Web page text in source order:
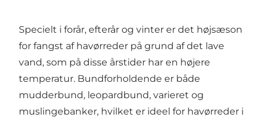
Specielt i forår, efterår og vinter er det højsæson
for fangst af havørreder på grund af det lave
vand, som på disse årstider har en højere
temperatur. Bundforholdende er både
mudderbund, leopardbund, varieret og
muslingebanker, hvilket er ideel for havørreder i